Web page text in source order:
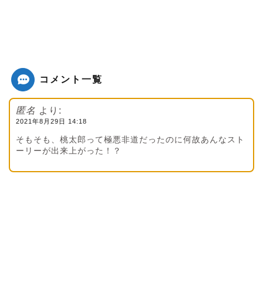
コメント一覧
匿名 より:
2021年8月29日 14:18
そもそも、桃太郎って極悪非道だったのに何故あんなスト
ーリーが出来上がった！？